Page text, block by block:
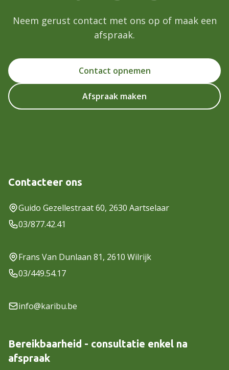
Neem gerust contact met ons op of maak een
afspraak.
Contact opnemen
Afspraak maken
Contacteer ons
Guido Gezellestraat 60, 2630 Aartselaar
03/877.42.41
Frans Van Dunlaan 81, 2610 Wilrijk
03/449.54.17
info@karibu.be
Bereikbaarheid - consultatie enkel na
afspraak